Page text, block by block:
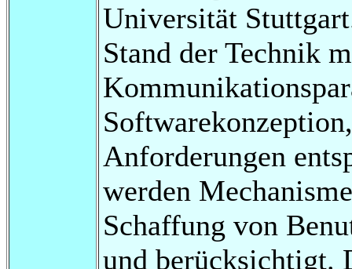
Universität
Stand der Technik
Anforderungen
werden
Schaffung von
und berücksichtigt.